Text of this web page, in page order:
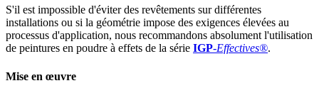
S'il est impossible d'éviter des revêtements sur différentes
installations ou si la géométrie impose des exigences élevées au
processus d'application, nous recommandons absolument l'utilisation
de peintures en poudre à effets de la série IGP-Effectives®.
Mise en œuvre